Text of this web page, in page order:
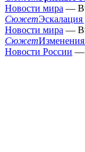
Новости мира —
Сюжет
Новости мира —
Сюжет
Новости России —